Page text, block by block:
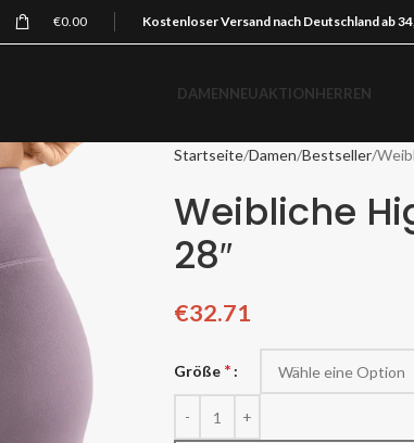
€0.00 Kostenloser Versand nach Deutschland ab
DAMENNEUAKTIONHERREN
Startseite Damen Bestseller
Weibliche
28″
€32.71
Größe *